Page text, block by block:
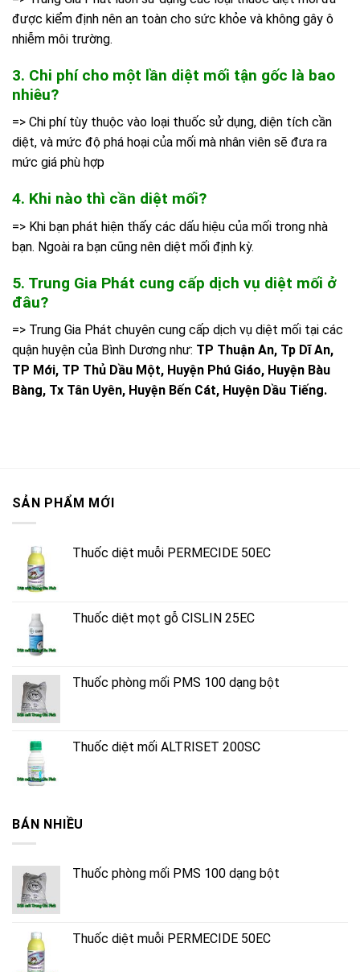
được kiểm định nên an toàn cho sức khỏe và không gây ô
nhiễm môi trường.
3. Chi phí cho một lần diệt mối tận gốc là bao
nhiêu?
=> Chi phí tùy thuộc vào loại thuốc sử dụng, diện tích cần
diệt, và mức độ phá hoại của mối mà nhân viên sẽ đưa ra
mức giá phù hợp
4. Khi nào thì cần diệt mối?
=> Khi bạn phát hiện thấy các dấu hiệu của mối trong nhà
bạn. Ngoài ra bạn cũng nên diệt mối định kỳ.
5. Trung Gia Phát cung cấp dịch vụ diệt mối ở
đâu?
=> Trung Gia Phát chuyên cung cấp dịch vụ diệt mối tại các
quận huyện của Bình Dương như: TP Thuận An, Tp Dĩ An,
TP Mới, TP Thủ Dầu Một, Huyện Phú Giáo, Huyện Bàu
Bàng, Tx Tân Uyên, Huyện Bến Cát, Huyện Dầu Tiếng.
SẢN PHẨM MỚI
Thuốc diệt muỗi PERMECIDE 50EC
Thuốc diệt mọt gỗ CISLIN 25EC
Thuốc phòng mối PMS 100 dạng bột
Thuốc diệt mối ALTRISET 200SC
BÁN NHIỀU
Thuốc phòng mối PMS 100 dạng bột
Thuốc diệt muỗi PERMECIDE 50EC